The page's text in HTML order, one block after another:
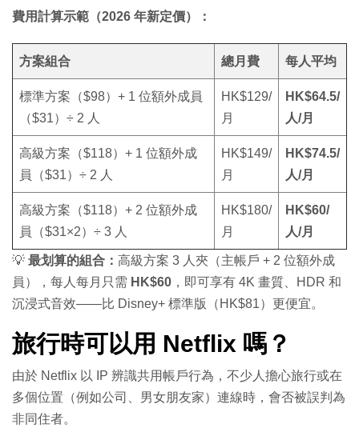
費用計算示範（2026 年新定價）：
方案組合 總月費 每人平均
標準方案（$98）+ 1 位額外成員
（$31）÷ 2 人
HK$129/
月
HK$64.5/
人/月
高級方案（$118）+ 1 位額外成
員（$31）÷ 2 人
HK$149/
月
HK$74.5/
人/月
高級方案（$118）+ 2 位額外成
員（$31×2）÷ 3 人
HK$180/
月
HK$60/
人/月
💡 最划算的組合： 高級方案 3 人夾（主帳戶 + 2 位額外成
員），每人每月只需 HK$60 ，即可享有 4K 畫質、HDR 和
沉浸式音效——比 Disney+ 標準版（HK$81）更便宜。
旅行時可以用 Netflix 嗎？
由於 Netflix 以 IP 辨識共用帳戶行為，不少人擔心旅行或在
多個位置（例如公司、男女朋友家）連線時，會否被誤判為
非同住者。